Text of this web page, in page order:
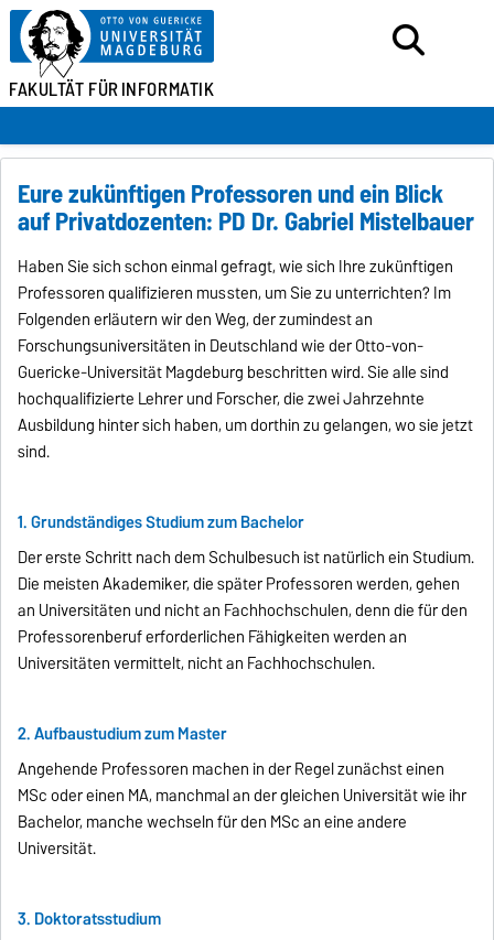
FAKULTÄT FÜRINFORMATIK
Eure zukünftigen Professoren und ein Blick
auf Privatdozenten: PD Dr. Gabriel Mistelbauer
Haben Sie sich schon einmal gefragt, wie sich Ihre zukünftigen
Professoren qualifizieren mussten, um Sie zu unterrichten? Im
Folgenden erläutern wir den Weg, der zumindest an
Forschungsuniversitäten in Deutschland wie der Otto-von-
Guericke-Universität Magdeburg beschritten wird. Sie alle sind
hochqualifizierte Lehrer und Forscher, die zwei Jahrzehnte
Ausbildung hinter sich haben, um dorthin zu gelangen, wo sie jetzt
sind.
1. Grundständiges Studium zum Bachelor
Der erste Schritt nach dem Schulbesuch ist natürlich ein Studium.
Die meisten Akademiker, die später Professoren werden, gehen
an Universitäten und nicht an Fachhochschulen, denn die für den
Professorenberuf erforderlichen Fähigkeiten werden an
Universitäten vermittelt, nicht an Fachhochschulen.
2. Aufbaustudium zum Master
Angehende Professoren machen in der Regel zunächst einen
MSc oder einen MA, manchmal an der gleichen Universität wie ihr
Bachelor, manche wechseln für den MSc an eine andere
Universität.
3. Doktoratsstudium